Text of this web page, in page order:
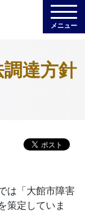
メニュー
達方針
は「大館市障害
策定していま